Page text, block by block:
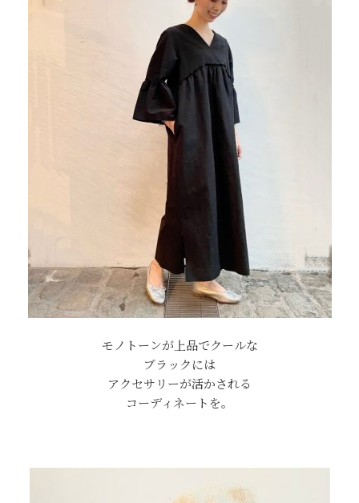
モノトーンが上品でクールな
ブラックには
アクセサリーが活かされる
コーディネートを。